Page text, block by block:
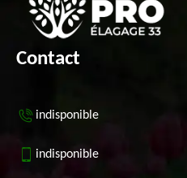
Contact
indisponible
indisponible